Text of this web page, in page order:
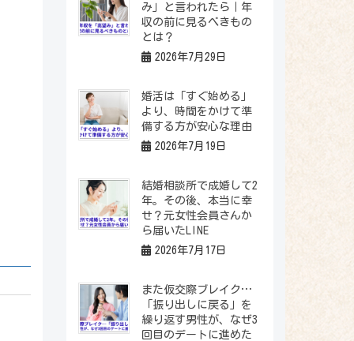
み」と言われたら｜年
収の前に見るべきもの
とは？
2026年7月29日
婚活は「すぐ始める」
より、時間をかけて準
備する方が安心な理由
2026年7月19日
結婚相談所で成婚して2
年。その後、本当に幸
せ？元女性会員さんか
ら届いたLINE
2026年7月17日
また仮交際ブレイク…
「振り出しに戻る」を
繰り返す男性が、なぜ3
回目のデートに進めた